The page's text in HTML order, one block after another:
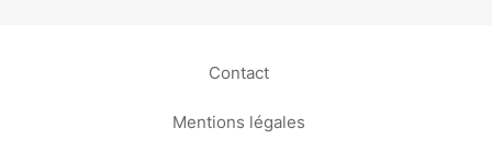
Contact
Mentions légales